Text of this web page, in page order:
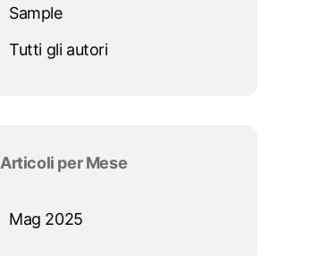
Sample
Tutti gli autori
Articoli per Mese
Mag 2025